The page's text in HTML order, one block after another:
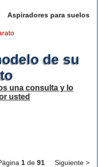
Aspiradores para suelos
de su
una consulta y lo
usted
1 de 91 Siguiente >